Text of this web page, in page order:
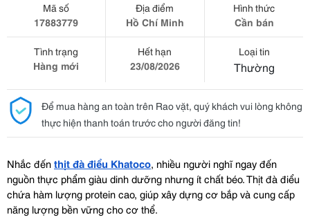
Mã số
17883779
Địa điểm
Hồ Chí Minh
Hình thức
Cần bán
Tình trạng
Hàng mới
Hết hạn
23/08/2026
Loại tin
Thường
Để mua hàng an toàn trên Rao vặt, quý khách vui lòng không
thực hiện thanh toán trước cho người đăng tin!
Nhắc đến thịt đà điểu Khatoco, nhiều người nghĩ ngay đến
nguồn thực phẩm giàu dinh dưỡng nhưng ít chất béo. Thịt đà điểu
chứa hàm lượng protein cao, giúp xây dựng cơ bắp và cung cấp
năng lượng bền vững cho cơ thể.